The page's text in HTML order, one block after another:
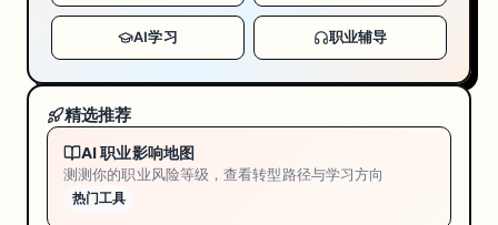
AI学习 职业辅导
精选推荐
AI 职业影响地图
测测你的职业风险等级，查看转型路径与学习方向
热门工具